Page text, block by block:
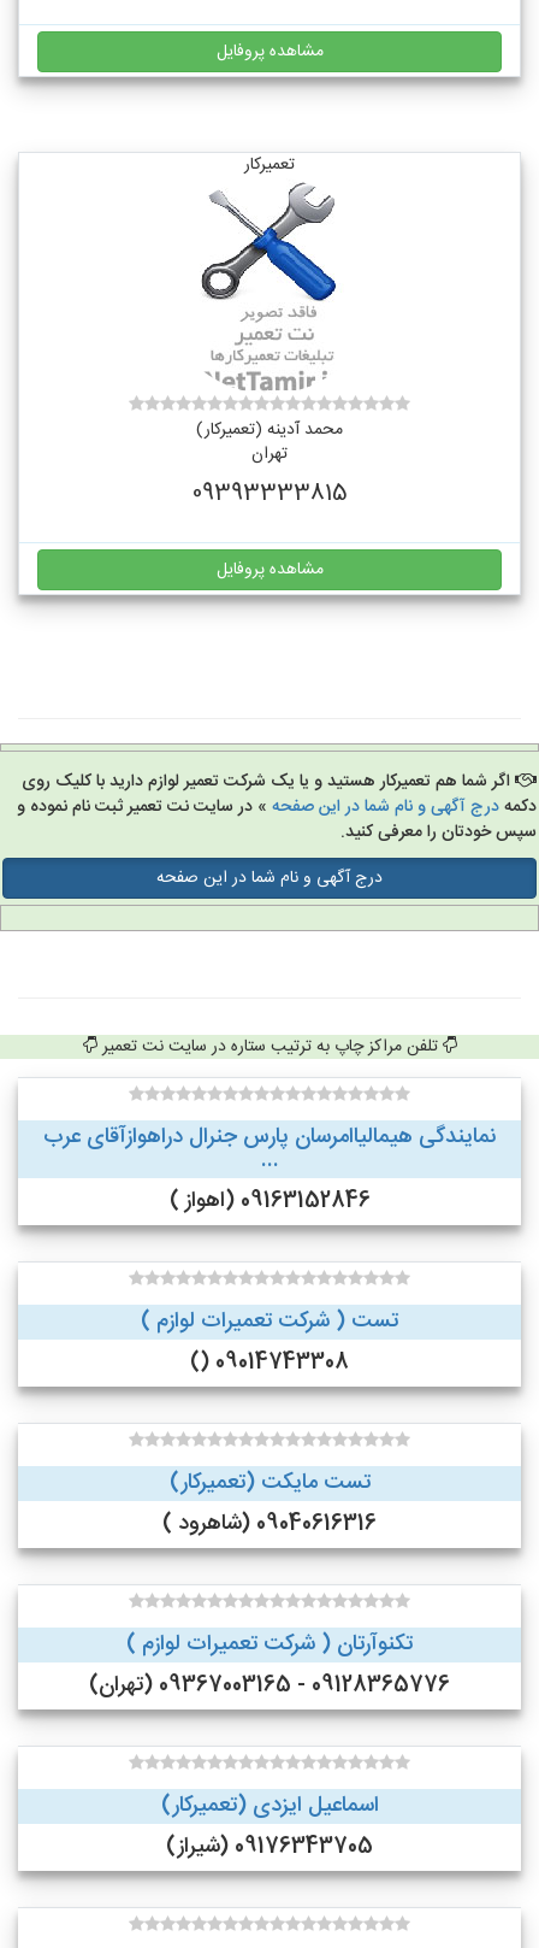
مشاهده پروفایل
تعمیرکار
محمد آدینه (تعمیرکار)
تهران
09393333815
مشاهده پروفایل
اگر شما هم تعمیرکار هستید و یا یک شرکت تعمیر لوازم دارید با کلیک روی
درج آگهی و نام شما در این صفحه» در سایت نت تعمیر ثبت نام نموده و
خودتان را معرفی کنید.
درج آگهی و نام شما در این صفحه
تلفن مراکز چاپ به ترتیب ستاره در سایت نت تعمیر
نمایندگی هیمالیاامرسان پارس جنرال دراهوازآقای عرب
...
09163152846 (اهواز )
تست ( شرکت تعمیرات لوازم )
09014743308 ()
تست مایکت (تعمیرکار)
09040616316 (شاهرود )
تکنوآرتان ( شرکت تعمیرات لوازم )
09128365776 - 09367003165 (تهران)
اسماعیل ایزدی (تعمیرکار)
09176343705 (شیراز)